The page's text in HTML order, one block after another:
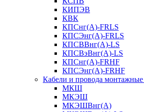
КИПЭВ
КВК
КПСнг(А)-FRLS
КПСЭнг(А)-FRLS
КПСВВнг(А)-LS
КПСВэВнг(А)-LS
КПСнг(А)-FRHF
КПСЭнг(А)-FRHF
Кабели и провода монтажные
МКШ
МКЭШ
МКЭШВнг(А)